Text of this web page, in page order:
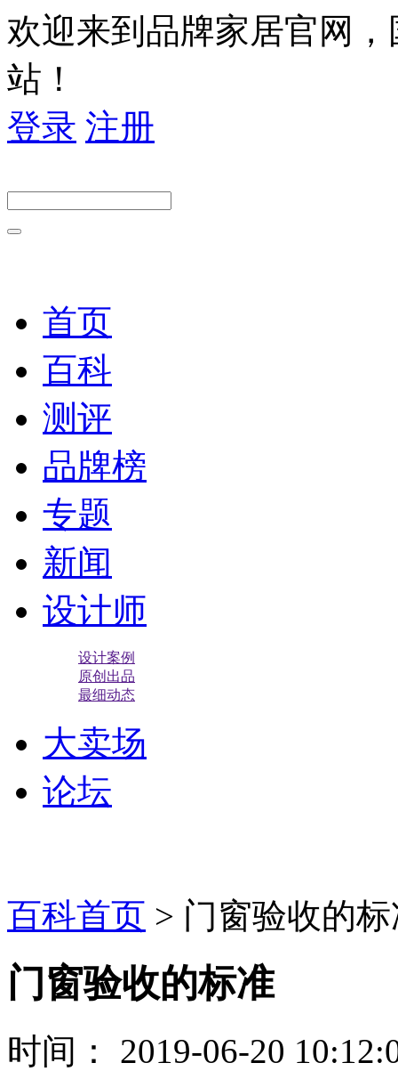
欢迎来到品牌家居官网
站！
登录 注册
首页
百科
测评
品牌榜
专题
新闻
设计师
设计案例
原创出品
最细动态
大卖场
论坛
百科首页 > 门窗验收的
门窗验收的标准
时间： 2019-06-20